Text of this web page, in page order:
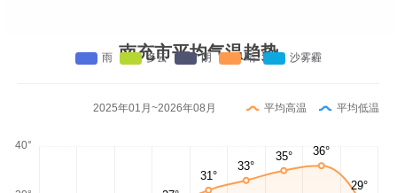
南充市平均气温趋势
2025年01月~2026年08月 平均高温 平均低温